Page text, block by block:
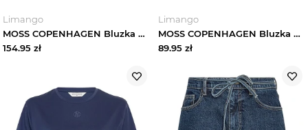
Limango
MOSS COPENHAGEN Bluzka w kolorze błękitnym rozmiar: L / XL
154.95 zł
Limango
MOSS COPENHAGEN Bluzka w kolorze kremowym rozmiar: M / L
89.95 zł